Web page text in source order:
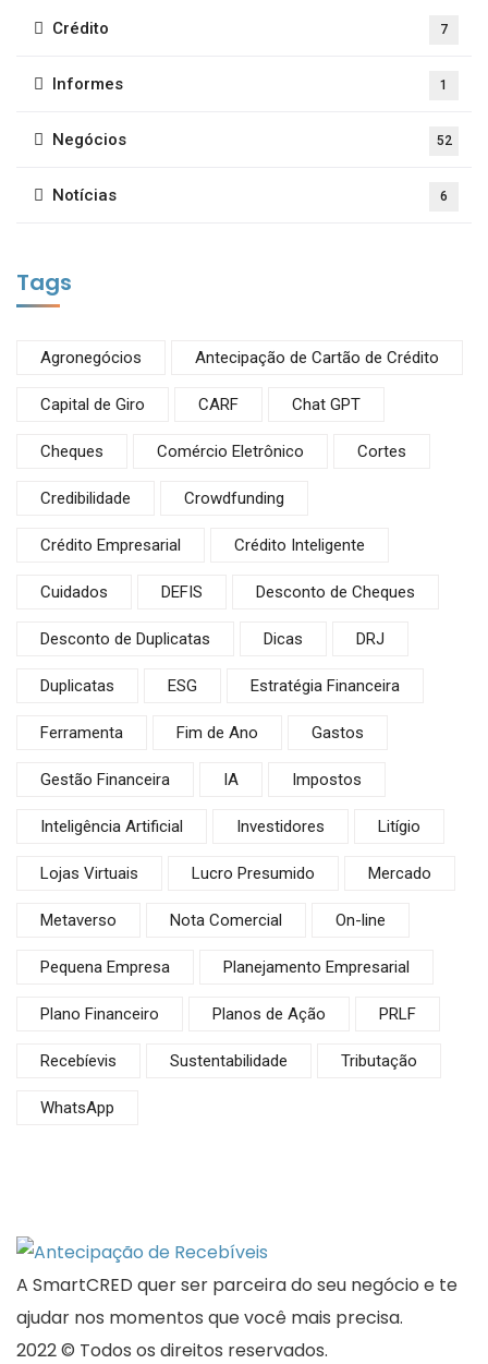
Crédito 7
Informes 1
Negócios 52
Notícias 6
Tags
Agronegócios Antecipação de Cartão de Crédito
Capital de Giro CARF Chat GPT
Cheques Comércio Eletrônico Cortes
Credibilidade Crowdfunding
Crédito Empresarial Crédito Inteligente
Cuidados DEFIS Desconto de Cheques
Desconto de Duplicatas Dicas DRJ
Duplicatas ESG Estratégia Financeira
Ferramenta Fim de Ano Gastos
Gestão Financeira IA Impostos
Inteligência Artificial Investidores Litígio
Lojas Virtuais Lucro Presumido Mercado
Metaverso Nota Comercial On-line
Pequena Empresa Planejamento Empresarial
Plano Financeiro Planos de Ação PRLF
Recebíevis Sustentabilidade Tributação
WhatsApp
A SmartCRED quer ser parceira do seu negócio e te
ajudar nos momentos que você mais precisa.
2022 © Todos os direitos reservados.